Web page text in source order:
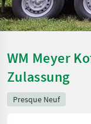
WM Meyer
Zulassung
Presque Neuf